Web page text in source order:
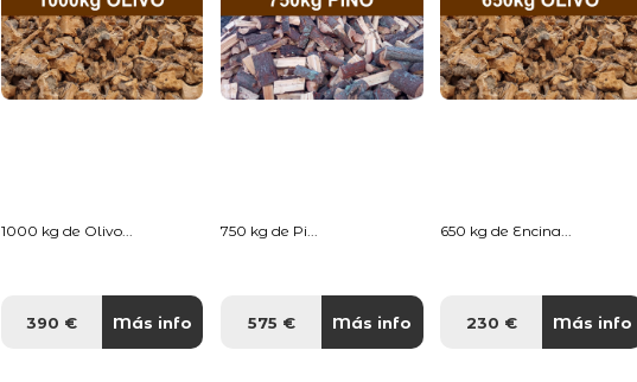
1000 kg de Olivo...
390 € Más info
750 kg de Pi...
575 € Más info
650 kg de Encina...
230 € Más info